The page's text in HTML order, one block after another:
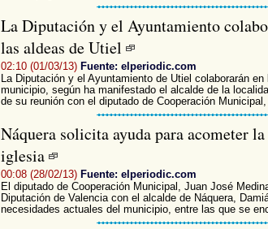
La Diputación y el Ayuntamiento
las aldeas de Utiel
02:10 (01/03/13) Fuente: elperiodic.com
La Diputación y el Ayuntamiento de Utiel colaborarán
municipio, según ha manifestado el alcalde de la
de su reunión con el diputado de Cooperación Municipal,
Náquera solicita ayuda para acometer
iglesia
00:08 (28/02/13) Fuente: elperiodic.com
El diputado de Cooperación Municipal, Juan José
Diputación de Valencia con el alcalde de Náquera,
necesidades actuales del municipio, entre las que se